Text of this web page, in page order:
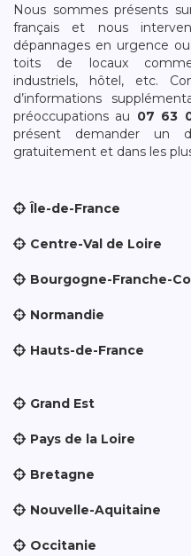
Nous sommes présents
français et nous
dépannages en urgence
toits de locaux
industriels, hôtel, etc.
d’informations
préoccupations au 07 63
présent demander un
gratuitement et dans les
Île-de-France
Centre-Val de Loire
Bourgogne-Franche-
Normandie
Hauts-de-France
Grand Est
Pays de la Loire
Bretagne
Nouvelle-Aquitaine
Occitanie